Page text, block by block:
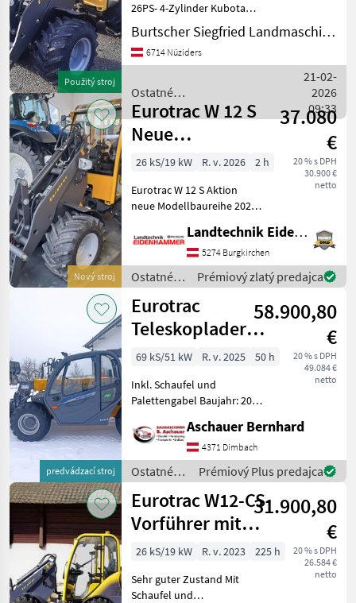
Použitý stroj
26PS- 4-Zylinder Kubota
Dieselmotor ( keine
Abgasnachbehandlung ).
Geschlossene Kabine mit
Rückfahrkamera,
verstellbares
Burtscher Siegfried Landmaschinen
6714 Nüziders
Ostatné
poľnohospodárske silové
stroje / Eurotrac
21-02-
2026
09:33
Nový stroj
Eurotrac W 12 S
Neue
Modellbaureihe
37.080
€
20 % s DPH
30.900 €
netto
26 kS/19 kW R. v. 2026
2 h
Eurotrac W 12 S Aktion
neue Modellbaureihe 2026 -
Anschlüsse bei
Euroaufnahme -
Zusätzliche
Hydraulikfunktion am
Joystick - Hydraulis
Landtechnik Eidenhammer GmbH
5274 Burgkirchen
Ostatné
poľnohospodárske
silové
stroje /
Eurotrac
Prémiový zlatý predajca
predvádzací stroj
Eurotrac
Teleskoplader
TH25.6 mit
Schaufel und
Palettenga
58.900,80
€
20 % s DPH
49.084 €
netto
69 kS/51 kW R. v. 2025
50 h
Inkl. Schaufel und
Palettengabel Baujahr: 2025
Ackerstollenbereifung
Standardmäßig
ausgestattet mit: Kubota
StageV Motor Antrieb 4×4 u
Aschauer Bernhard
4371 Dimbach
Ostatné
poľnohospodárske
silové
stroje /
Eurotrac
Prémiový Plus predajca
Eurotrac W12-CS
Vorführer mit
Schaufel und
Vollk
31.900,80
€
20 % s DPH
26.584 €
netto
26 kS/19 kW R. v. 2023
225 h
Sehr guter Zustand Mit
Schaufel und